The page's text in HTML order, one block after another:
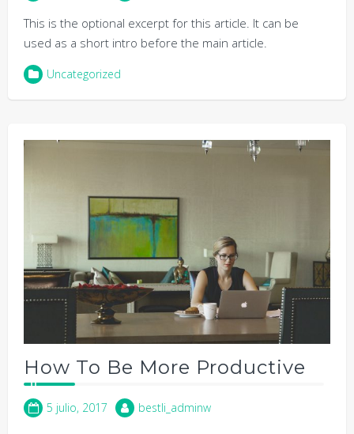
This is the optional excerpt for this article. It can be
used as a short intro before the main article.
Uncategorized
How To Be More Productive
5 julio, 2017 bestli_adminw